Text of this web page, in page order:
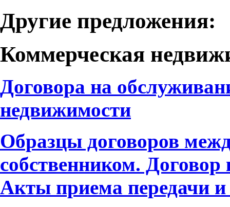
Другие предложения:
Коммерческая
Договора на
недвижимости
Образцы договоров
собственником.
Акты приема передачи и